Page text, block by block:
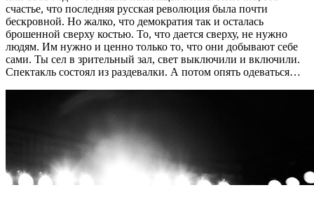
счастье, что последняя русская революция была почти
бескровной. Но жалко, что демократия так и осталась
брошенной сверху костью. То, что дается сверху, не нужно
людям. Им нужно и ценно только то, что они добывают себе
сами. Ты сел в зрительный зал, свет выключили и включили.
Спектакль состоял из раздевалки. А потом опять одеваться…